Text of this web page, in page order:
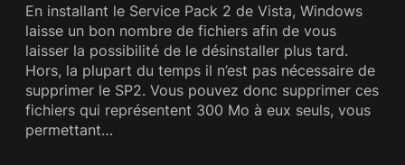
En installant le Service Pack 2 de Vista, Windows
laisse un bon nombre de fichiers afin de vous
laisser la possibilité de le désinstaller plus tard.
Hors, la plupart du temps il n’est pas nécessaire de
supprimer le SP2. Vous pouvez donc supprimer ces
fichiers qui représentent 300 Mo à eux seuls, vous
permettant…